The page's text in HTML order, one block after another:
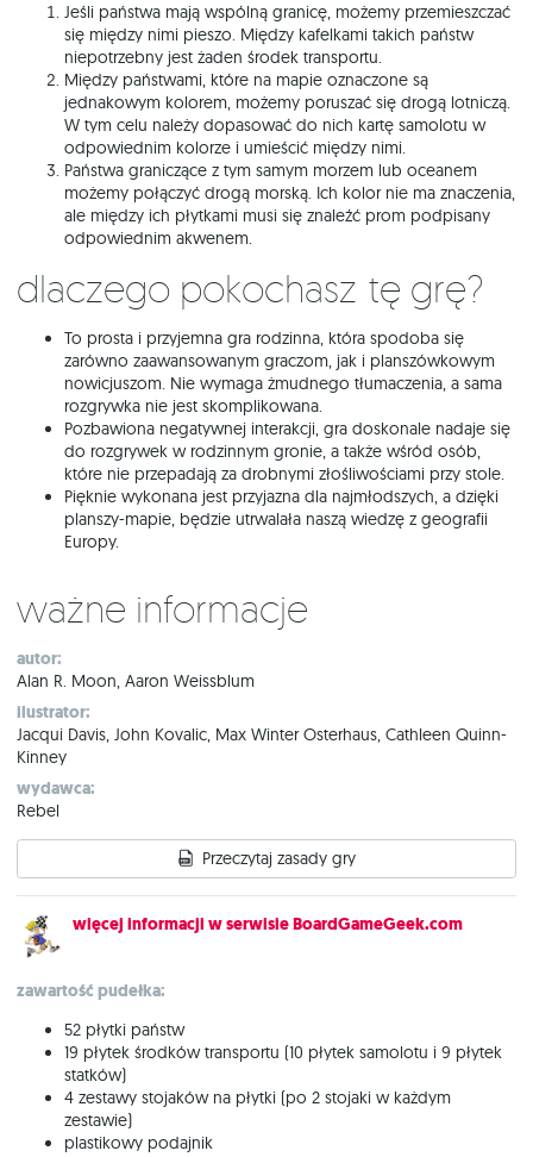
Jeśli państwa mają wspólną granicę, możemy przemieszczać
się między nimi pieszo. Między kafelkami takich państw
niepotrzebny jest żaden środek transportu.
Między państwami, które na mapie oznaczone są
jednakowym kolorem, możemy poruszać się drogą lotniczą.
W tym celu należy dopasować do nich kartę samolotu w
odpowiednim kolorze i umieścić między nimi.
Państwa graniczące z tym samym morzem lub oceanem
możemy połączyć drogą morską. Ich kolor nie ma znaczenia,
ale między ich płytkami musi się znaleźć prom podpisany
odpowiednim akwenem.
Dlaczego pokochasz tę grę?
To prosta i przyjemna gra rodzinna, która spodoba się
zarówno zaawansowanym graczom, jak i planszówkowym
nowicjuszom. Nie wymaga żmudnego tłumaczenia, a sama
rozgrywka nie jest skomplikowana.
Pozbawiona negatywnej interakcji, gra doskonale nadaje się
do rozgrywek w rodzinnym gronie, a także wśród osób,
które nie przepadają za drobnymi złośliwościami przy stole.
Pięknie wykonana jest przyjazna dla najmłodszych, a dzięki
planszy-mapie, będzie utrwalała naszą wiedzę z geografii
Europy.
Ważne informacje
autor:
Alan R. Moon, Aaron Weissblum
ilustrator:
Jacqui Davis, John Kovalic, Max Winter Osterhaus, Cathleen Quinn-
Kinney
wydawca:
Rebel
Przeczytaj zasady gry
więcej informacji w serwisie BoardGameGeek.com
zawartość pudełka:
52 płytki państw
19 płytek środków transportu (10 płytek samolotu i 9 płytek
statków)
4 zestawy stojaków na płytki (po 2 stojaki w każdym
zestawie)
plastikowy podajnik